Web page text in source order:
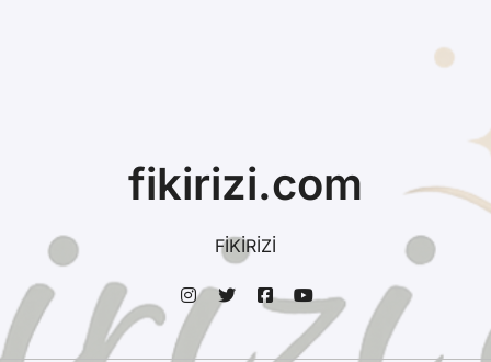
fikirizi.com
FİKİRİZİ